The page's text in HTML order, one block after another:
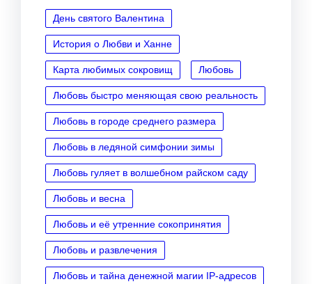
День святого Валентина
История о Любви и Ханне
Карта любимых сокровищ Любовь
Любовь быстро меняющая свою реальность
Любовь в городе среднего размера
Любовь в ледяной симфонии зимы
Любовь гуляет в волшебном райском саду
Любовь и весна
Любовь и её утренние сокопринятия
Любовь и развлечения
Любовь и тайна денежной магии IP‑адресов